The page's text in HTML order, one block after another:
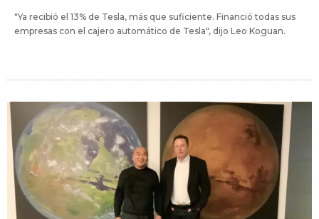
"Ya recibió el 13% de Tesla, más que suficiente. Financió todas sus
empresas con el cajero automático de Tesla", dijo Leo Koguan.